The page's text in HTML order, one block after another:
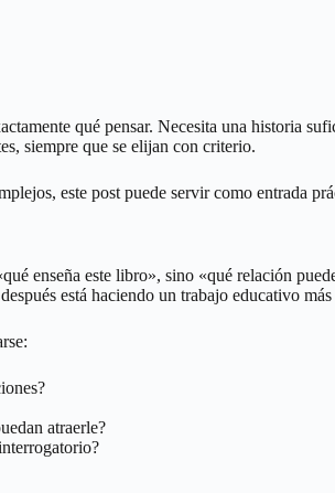
qué pensar. Necesita una historia
siempre que se elijan con criterio.
este post puede servir como entrada
enseña este libro», sino «qué relación
está haciendo un trabajo educativo
atraerle?